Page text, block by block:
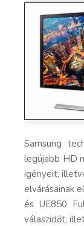
Samsung
legújabb HD
igényeit,
elvárásainak
és UE850
válaszidőt,